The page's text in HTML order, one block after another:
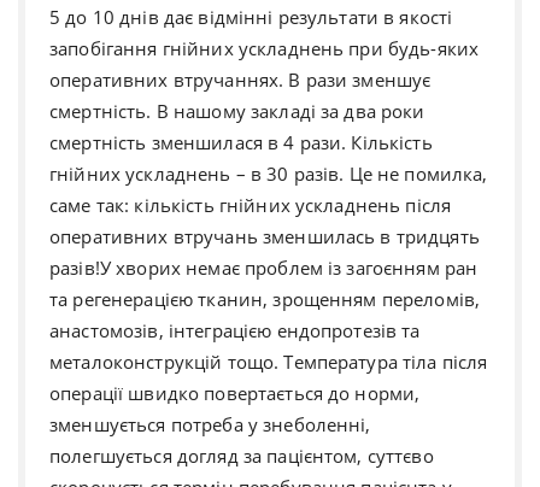
5 до 10 днів дає відмінні результати в якості
запобігання гнійних ускладнень при будь-яких
оперативних втручаннях. В рази зменшує
смертність. В нашому закладі за два роки
смертність зменшилася в 4 рази. Кількість
гнійних ускладнень – в 30 разів. Це не помилка,
саме так: кількість гнійних ускладнень після
оперативних втручань зменшилась в тридцять
разів!У хворих немає проблем із загоєнням ран
та регенерацією тканин, зрощенням переломів,
анастомозів, інтеграцією ендопротезів та
металоконструкцій тощо. Температура тіла після
операції швидко повертається до норми,
зменшується потреба у знеболенні,
полегшується догляд за пацієнтом, суттєво